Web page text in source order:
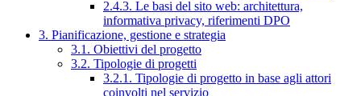
2.4.3. Le basi del sito web: architettura,
informativa privacy, riferimenti DPO
3. Pianificazione, gestione e strategia
3.1. Obiettivi del progetto
3.2. Tipologie di progetti
3.2.1. Tipologie di progetto in base agli attori
coinvolti nel servizio